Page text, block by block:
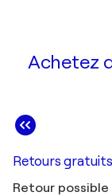
Achetez
Retours
Retour possible